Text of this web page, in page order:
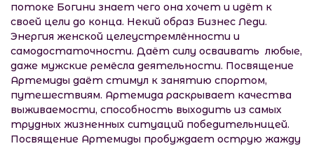
потоке Богини знает чего она хочет и идёт к
своей цели до конца. Некий образ Бизнес Леди.
Энергия женской целеустремлённости и
самодостаточности. Даёт силу осваивать любые,
даже мужские ремёсла деятельности. Посвящение
Артемиды даёт стимул к занятию спортом,
путешествиям. Артемида раскрывает качества
выживаемости, способность выходить из самых
трудных жизненных ситуаций победительницей.
Посвящение Артемиды пробуждает острую жажду